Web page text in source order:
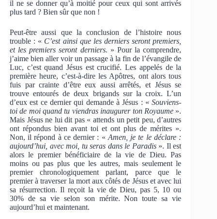
il ne se donner qu’à moitié pour ceux qui sont arrivés
plus tard ? Bien sûr que non !
Peut-être aussi que la conclusion de l’histoire nous
trouble : « C’est ainsi que les derniers seront premiers,
et les premiers seront derniers. » Pour la comprendre,
j’aime bien aller voir un passage à la fin de l’évangile de
Luc, c’est quand Jésus est crucifié. Les appelés de la
première heure, c’est-à-dire les Apôtres, ont alors tous
fuis par crainte d’être eux aussi arrêtés, et Jésus se
trouve entourés de deux brigands sur la croix. L’un
d’eux est ce dernier qui demande à Jésus : «Souviens-
toi de moi quand tu viendras inaugurer ton Royaume».
Mais Jésus ne lui dit pas « attends un petit peu, d’autres
ont répondus bien avant toi et ont plus de mérites ».
Non, il répond à ce dernier : « Amen, je te le déclare :
aujourd’hui, avec moi, tu seras dans le Paradis». Il est
alors le premier bénéficiaire de la vie de Dieu. Pas
moins ou pas plus que les autres, mais seulement le
premier chronologiquement parlant, parce que le
premier à traverser la mort aux côtés de Jésus et avec lui
sa résurrection. Il reçoit la vie de Dieu, pas 5, 10 ou
30% de sa vie selon son mérite. Non toute sa vie
aujourd’hui et maintenant.